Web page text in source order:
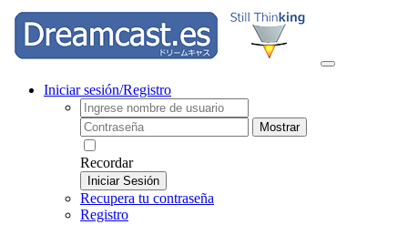
Iniciar sesión/Registro
Mostrar
Recordar
Iniciar Sesión
Recupera tu contraseña
Registro